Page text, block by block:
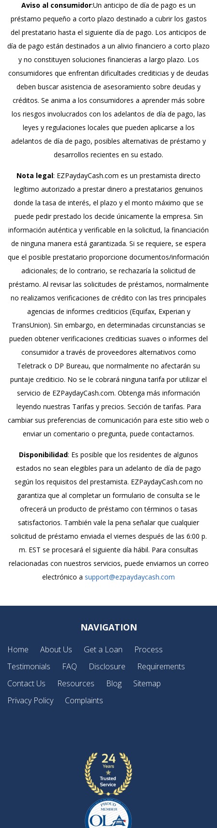
Aviso al consumidor:Un anticipo de día de pago es un
préstamo pequeño a corto plazo destinado a cubrir los gastos
del prestatario hasta el siguiente día de pago. Los anticipos de
día de pago están destinados a un alivio financiero a corto plazo
y no constituyen soluciones financieras a largo plazo. Los
consumidores que enfrentan dificultades crediticias y de deudas
deben buscar asistencia de asesoramiento sobre deudas y
créditos. Se anima a los consumidores a aprender más sobre
los riesgos involucrados con los adelantos de día de pago, las
leyes y regulaciones locales que pueden aplicarse a los
adelantos de día de pago, posibles alternativas de préstamo y
desarrollos recientes en su estado.
Nota legal: EZPaydayCash.com es un prestamista directo
legítimo autorizado a prestar dinero a prestatarios genuinos
donde la tasa de interés, el plazo y el monto máximo que se
puede pedir prestado los decide únicamente la empresa. Sin
información auténtica y verificable en la solicitud, la financiación
de ninguna manera está garantizada. Si se requiere, se espera
que el posible prestatario proporcione documentos/información
adicionales; de lo contrario, se rechazaría la solicitud de
préstamo. Al revisar las solicitudes de préstamos, normalmente
no realizamos verificaciones de crédito con las tres principales
agencias de informes crediticios (Equifax, Experian y
TransUnion). Sin embargo, en determinadas circunstancias se
pueden obtener verificaciones crediticias suaves o informes del
consumidor a través de proveedores alternativos como
Teletrack o DP Bureau, que normalmente no afectarán su
puntaje crediticio. No se le cobrará ninguna tarifa por utilizar el
servicio de EZPaydayCash.com. Obtenga más información
leyendo nuestras Tarifas y precios. Sección de tarifas. Para
cambiar sus preferencias de comunicación para este sitio web o
enviar un comentario o pregunta, puede contactarnos.
Disponibilidad: Es posible que los residentes de algunos
estados no sean elegibles para un adelanto de día de pago
según los requisitos del prestamista. EZPaydayCash.com no
garantiza que al completar un formulario de consulta se le
ofrecerá un producto de préstamo con términos o tasas
satisfactorios. También vale la pena señalar que cualquier
solicitud de préstamo enviada el viernes después de las 6:00 p.
m. EST se procesará el siguiente día hábil. Para consultas
relacionadas con nuestros servicios, puede enviarnos un correo
electrónico a support@ezpaydaycash.com
NAVIGATION
Home About Us Get a Loan
Process
Testimonials
FAQ Disclosure
Requirements
Contact Us
Resources Blog
Sitemap
Privacy Policy
Complaints